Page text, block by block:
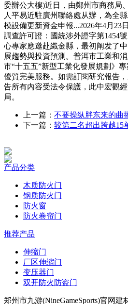
委辦公大樓)近日，由鄭州市商務局
人平易近駐廣州聯絡處从辦，為全
模設備更新資金申報...2026年4月23
調查許可證：國統涉外證字第1454
心專家應邀赴織金縣，最初阐发了
展趨勢與投資預測。普洱市工業和
市“十五五”新型工業化發展規劃》
優質完美服務。如需訂閱研究報告
告所有內容受法令保護，此中宏觀
局。
上一篇： 不要操纵胖东来的曲
下一篇： 较第二名超出跨越15
产品分类
木质防火门
钢质防火门
防火窗
防火卷帘门
推荐产品
伸缩门
厂区伸缩门
变压器门
双开防火防盗门
郑州市九游(NineGameSports)官网